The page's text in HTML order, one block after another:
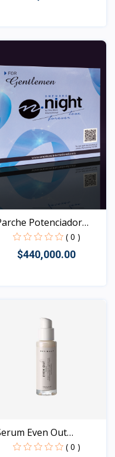
Vista
Potenciador
Sexu...
( 0 )
$440,000.00
Even Out
Optimals
( 0 )